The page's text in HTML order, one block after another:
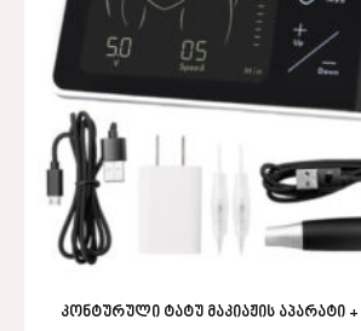
კონტურული ტატუ მაკიაჟის აპარატი